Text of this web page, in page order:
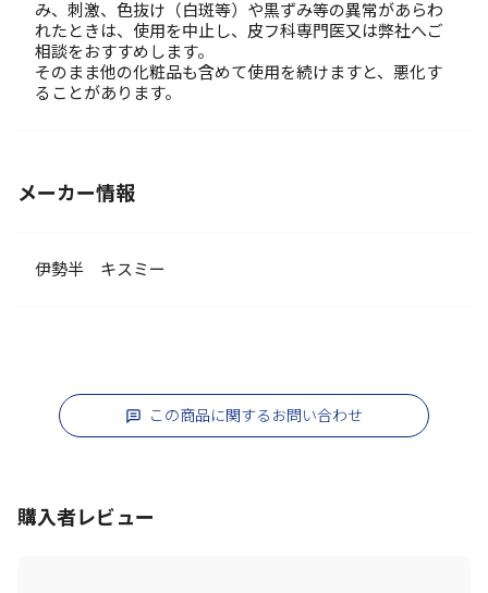
み、刺激、色抜け（白斑等）や黒ずみ等の異常があらわ
れたときは、使用を中止し、皮フ科専門医又は弊社へご
相談をおすすめします。
そのまま他の化粧品も含めて使用を続けますと、悪化す
ることがあります。
メーカー情報
伊勢半 キスミー
この商品に関するお問い合わせ
購入者レビュー